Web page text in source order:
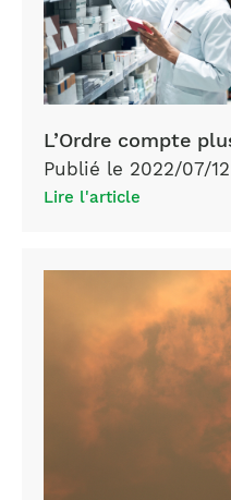
L’Ordre compte
Publié le 2022/07/12
Lire l'article